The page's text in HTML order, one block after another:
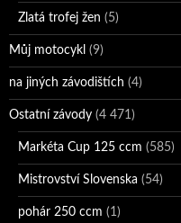
Zlatá trofej žen (5)
Můj motocykl (9)
na jiných závodištích (4)
Ostatní závody (4 471)
Markéta Cup 125 ccm (585)
Mistrovství Slovenska (54)
pohár 250 ccm (1)